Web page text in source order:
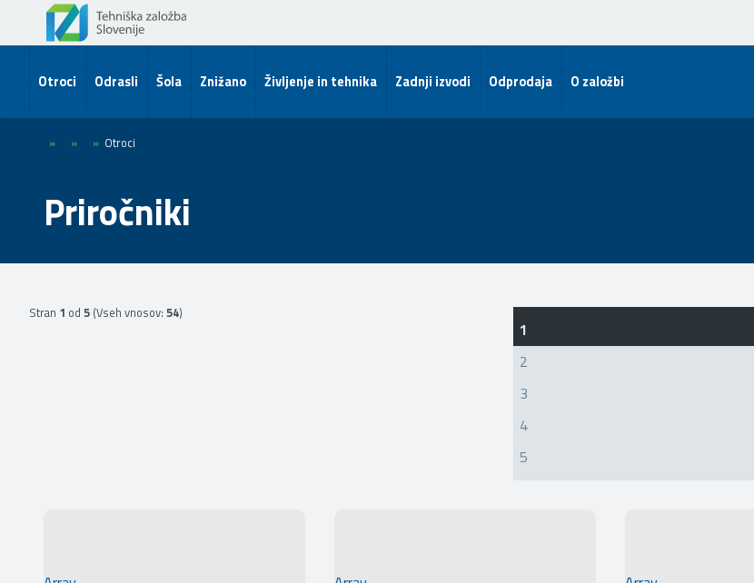
Otroci Odrasli Šola Znižano Življenje in tehnika Zadnji izvodi Odprodaja O založbi
» » » Otroci
Priročniki
Stran 1 od 5 (Vseh vnosov: 54)
1
2
3
4
5